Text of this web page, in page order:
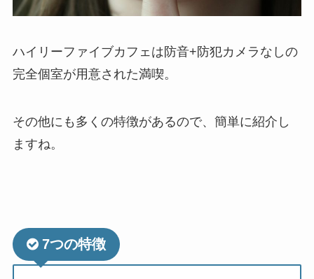
ハイリーファイブカフェは防音+防犯カメラなしの
完全個室が用意された満喫。
その他にも多くの特徴があるので、簡単に紹介し
ますね。
7つの特徴